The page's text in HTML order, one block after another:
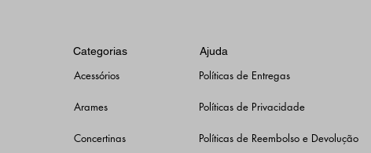
Categorias
Acessórios
Arames
Concertinas
Ajuda
Políticas de Entregas
Políticas de Privacidade
Políticas de Reembolso e Devolução